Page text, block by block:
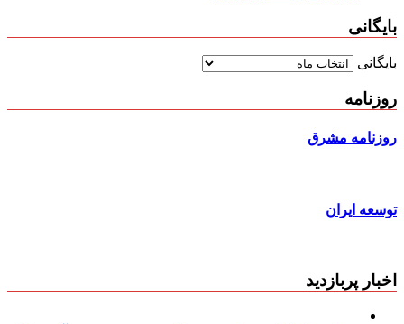
بایگانی
بایگانی
روزنامه
روزنامه مشرق
توسعه ایران
اخبار پربازدید